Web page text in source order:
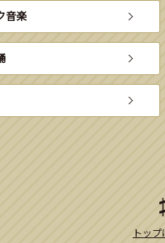
音楽
トッ